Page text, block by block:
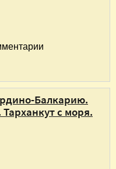
Балкарию.
с моря.